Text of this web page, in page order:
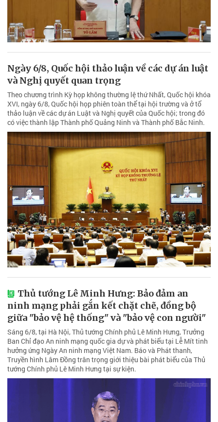
Ngày 6/8, Quốc hội thảo luận về các dự án luật
và Nghị quyết quan trọng
Theo chương trình Kỳ họp không thường lệ thứ Nhất, Quốc hội khóa
XVI, ngày 6/8, Quốc hội họp phiên toàn thể tại hội trường và ở tổ
thảo luận về các dự án Luật và Nghị quyết của Quốc hội; trong đó
có việc thành lập Thành phố Quảng Ninh và Thành phố Bắc Ninh.
Thủ tướng Lê Minh Hưng: Bảo đảm an
ninh mạng phải gắn kết chặt chẽ, đồng bộ
giữa "bảo vệ hệ thống" và "bảo vệ con người"
Sáng 6/8, tại Hà Nội, Thủ tướng Chính phủ Lê Minh Hưng, Trưởng
Ban Chỉ đạo An ninh mạng quốc gia dự và phát biểu tại Lễ Mít tinh
hưởng ứng Ngày An ninh mạng Việt Nam. Báo và Phát thanh,
Truyền hình Lâm Đồng trân trọng giới thiệu bài phát biểu của Thủ
tướng Chính phủ Lê Minh Hưng tại sự kiện.